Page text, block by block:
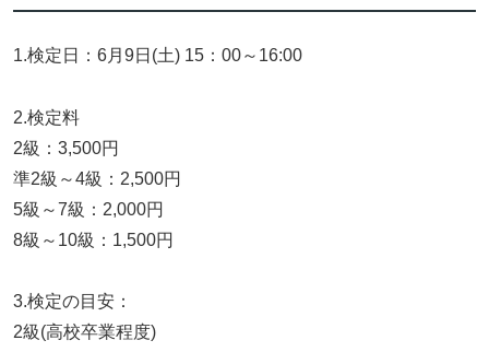
1.検定日：6月9日(土) 15：00～16:00
2.検定料
2級：3,500円
準2級～4級：2,500円
5級～7級：2,000円
8級～10級：1,500円
3.検定の目安：
2級(高校卒業程度)